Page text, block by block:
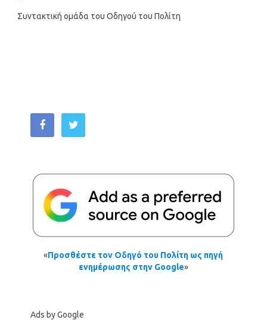
Συντακτική ομάδα του Οδηγού του Πολίτη
«Προσθέστε τον Οδηγό του Πολίτη ως πηγή
ενημέρωσης στην Google»
Ads by Google